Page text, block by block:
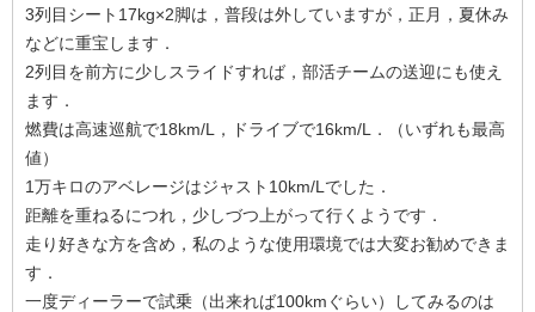
3列目シート17kg×2脚は，普段は外していますが，正月，夏休み
などに重宝します．
2列目を前方に少しスライドすれば，部活チームの送迎にも使え
ます．
燃費は高速巡航で18km/L，ドライブで16km/L．（いずれも最高
値）
1万キロのアベレージはジャスト10km/Lでした．
距離を重ねるにつれ，少しづつ上がって行くようです．
走り好きな方を含め，私のような使用環境では大変お勧めできま
す．
一度ディーラーで試乗（出来れば100kmぐらい）してみるのは